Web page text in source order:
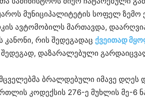
მუნიციპალიტეტის სოფელ
ავტომობილს მართავდა,
რის შედეგადაც ქვეითად
შედეგად, დაზარალებული
ბრალდებული იმავე დღეს
კოდექსის 276-ე მუხლის მე-6